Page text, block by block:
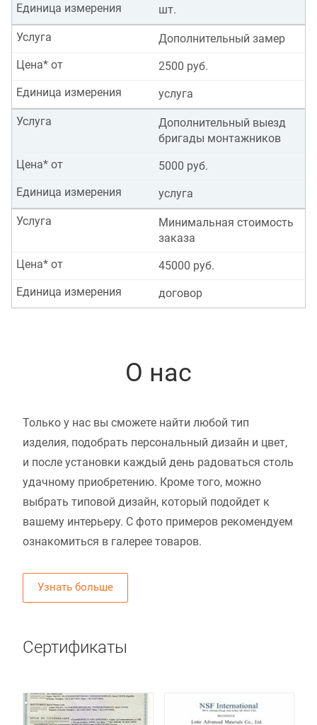
шт.
Единица измерения
Дополнительный замер
Услуга
2500 руб.
Цена* от
услуга
Единица измерения
Дополнительный выезд
бригады монтажников
Услуга
5000 руб.
Цена* от
услуга
Единица измерения
Минимальная стоимость
заказа
Услуга
45000 руб.
Цена* от
договор
Единица измерения
О нас
Только у нас вы сможете найти любой тип
изделия, подобрать персональный дизайн и цвет,
и после установки каждый день радоваться столь
удачному приобретению. Кроме того, можно
выбрать типовой дизайн, который подойдет к
вашему интерьеру. С фото примеров рекомендуем
ознакомиться в галерее товаров.
Узнать больше
Сертификаты